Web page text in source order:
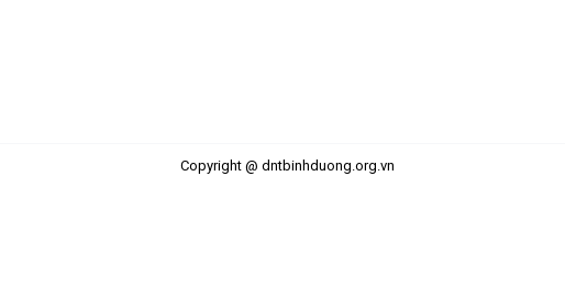
Copyright @ dntbinhduong.org.vn